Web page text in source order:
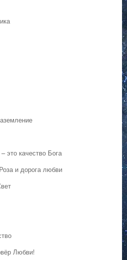
это качество Бога
и дорога любви
Любви!